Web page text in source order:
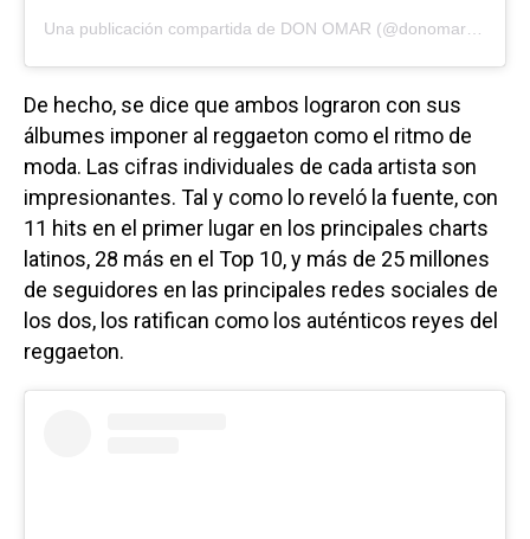
Una publicación compartida de DON OMAR (@donomar) el
De hecho, se dice que ambos lograron con sus
álbumes imponer al reggaeton como el ritmo de
moda. Las cifras individuales de cada artista son
impresionantes. Tal y como lo reveló la fuente, con
11 hits en el primer lugar en los principales charts
latinos, 28 más en el Top 10, y más de 25 millones
de seguidores en las principales redes sociales de
los dos, los ratifican como los auténticos reyes del
reggaeton.